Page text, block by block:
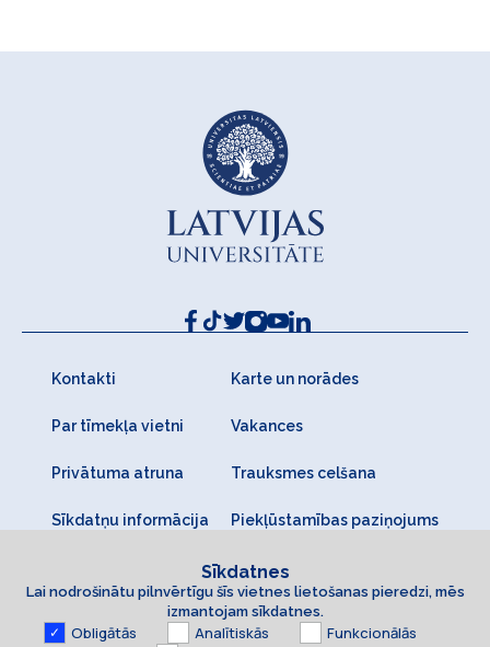
Kontakti Karte un norādes
Par tīmekļa vietni Vakances
Privātuma atruna Trauksmes celšana
Sīkdatņu informācija Piekļūstamības paziņojums
Sīkdatnes
Lai nodrošinātu pilnvērtīgu šīs vietnes lietošanas pieredzi, mēs
izmantojam sīkdatnes.
Obligātās Analītiskās
Funkcionālās